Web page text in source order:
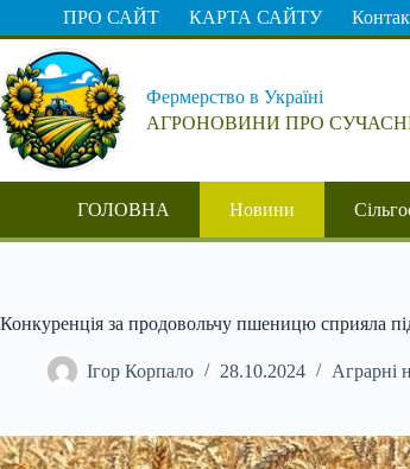
Перейти
вмісту
ПРО САЙТ КАРТА САЙТУ
Фермерство в Україні
АГРОНОВИНИ ПРО
ГОЛОВНА Новини
Конкуренція за продовольчу пшеницю сприяла
Ігор Корпало 28.10.2024 Аграрні